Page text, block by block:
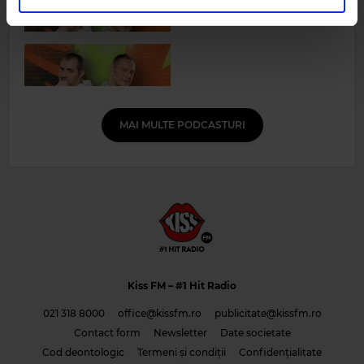
MAI MULTE PODCASTURI
Kiss FM – #1 Hit Radio
021 318 8000 office@kissfm.ro
publicitate@kissfm.ro
Contact form
Newsletter
Date societate
Cod deontologic
Termeni și condiții Confidențialitate